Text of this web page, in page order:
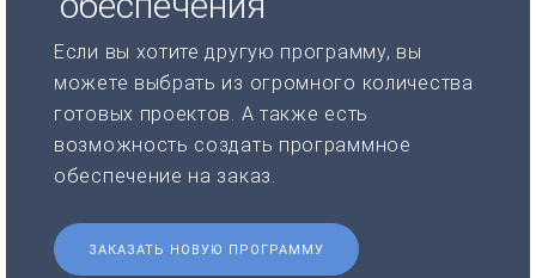
Если вы хотите другую программу, вы
можете выбрать из огромного количества
готовых проектов. А также есть
возможность создать программное
обеспечение на заказ.
ЗАКАЗАТЬ НОВУЮ ПРОГРАММУ